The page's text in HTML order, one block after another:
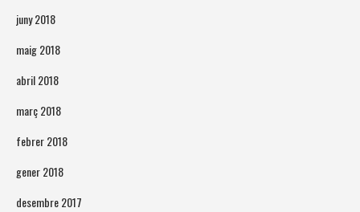
juny 2018
maig 2018
abril 2018
març 2018
febrer 2018
gener 2018
desembre 2017